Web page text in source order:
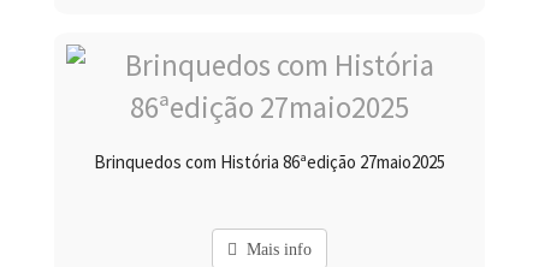
Brinquedos com História 86ªedição 27maio2025
Mais info